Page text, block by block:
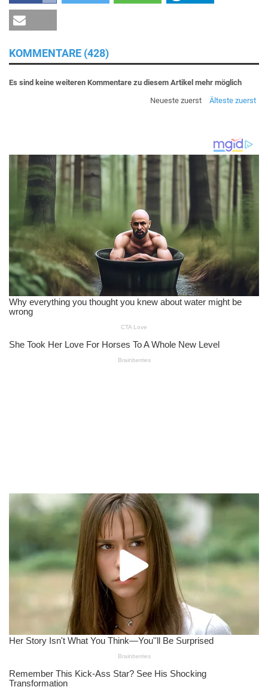
KOMMENTARE (428)
Es sind keine weiteren Kommentare zu diesem Artikel mehr möglich
Neueste zuerst
Älteste zuerst